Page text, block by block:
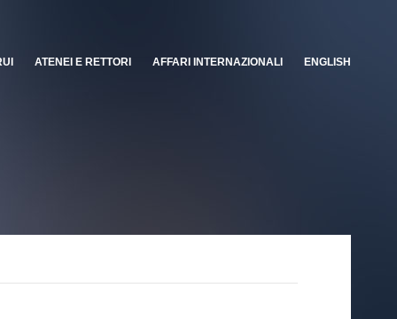
ATENEI E RETTORI AFFARI INTERNAZIONALI ENGLISH